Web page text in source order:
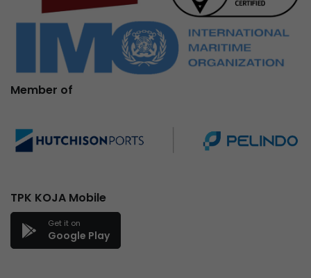
Member of
TPK KOJA Mobile
Get it on
Google Play